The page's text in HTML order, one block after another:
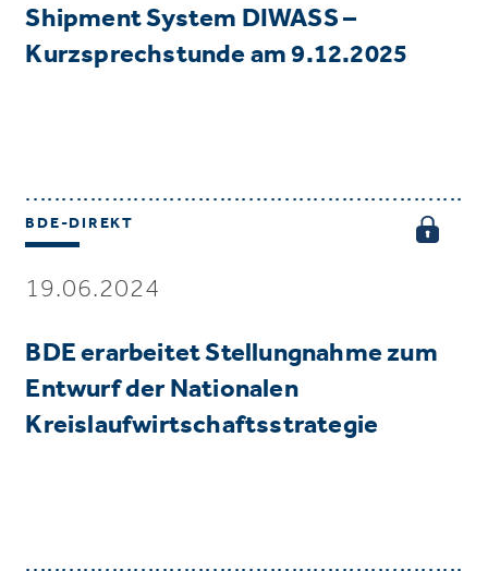
Shipment System DIWASS –
Kurzsprechstunde am 9.12.2025
BDE-DIREKT
19.06.2024
BDE erarbeitet Stellungnahme zum
Entwurf der Nationalen
Kreislaufwirtschaftsstrategie